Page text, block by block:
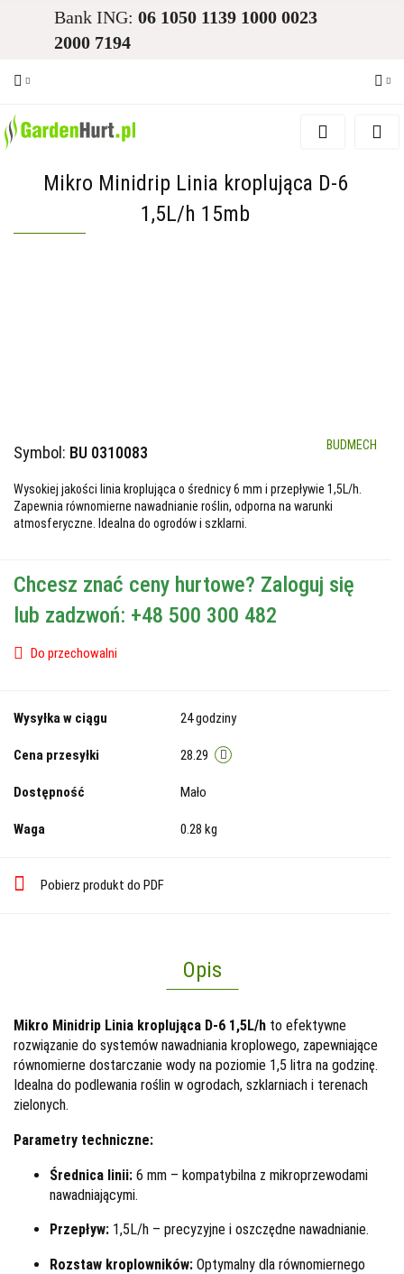
Bank ING: 06 1050 1139 1000 0023
2000 7194
Zaloguj się
Dodaj zgłoszenie
Mikro Minidrip Linia kroplująca D-6
1,5L/h 15mb
Symbol: BU 0310083 BUDMECH
Wysokiej jakości linia kroplująca o średnicy 6 mm i przepływie 1,5L/h.
Zapewnia równomierne nawadnianie roślin, odporna na warunki
atmosferyczne. Idealna do ogrodów i szklarni.
Chcesz znać ceny hurtowe? Zaloguj się
lub zadzwoń: +48 500 300 482
Do przechowalni
Wysyłka w ciągu 24 godziny
Cena przesyłki 28.29
Dostępność Mało
Waga 0.28 kg
Pobierz produkt do PDF
Opis
Mikro Minidrip Linia kroplująca D-6 1,5L/h to efektywne
rozwiązanie do systemów nawadniania kroplowego, zapewniające
równomierne dostarczanie wody na poziomie 1,5 litra na godzinę.
Idealna do podlewania roślin w ogrodach, szklarniach i terenach
zielonych.
Parametry techniczne:
Średnica linii: 6 mm – kompatybilna z mikroprzewodami
nawadniającymi.
Przepływ: 1,5L/h – precyzyjne i oszczędne nawadnianie.
Rozstaw kroplowników: Optymalny dla równomiernego